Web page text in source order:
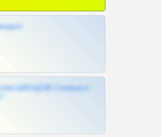
ШКОДОВ Сливов и